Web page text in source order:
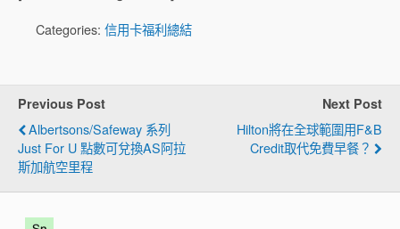
Categories: 信用卡福利總結
Previous Post
Albertsons/Safeway 系列
Just For U 點數可兌換AS阿拉
斯加航空里程
Next Post
Hilton將在全球範圍用F&B
Credit取代免費早餐？